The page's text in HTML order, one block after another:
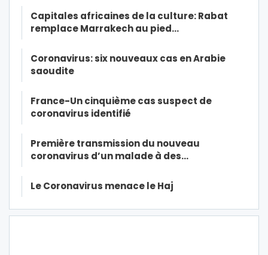
Capitales africaines de la culture: Rabat
remplace Marrakech au pied…
Coronavirus: six nouveaux cas en Arabie
saoudite
France-Un cinquième cas suspect de
coronavirus identifié
Première transmission du nouveau
coronavirus d’un malade à des…
Le Coronavirus menace le Haj